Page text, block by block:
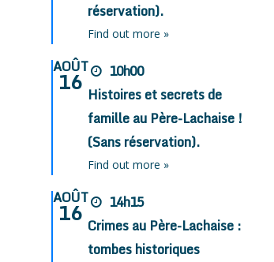
réservation).
Find out more »
AOÛT
16
10h00
Histoires et secrets de
famille au Père-Lachaise !
(Sans réservation).
Find out more »
AOÛT
16
14h15
Crimes au Père-Lachaise :
tombes historiques